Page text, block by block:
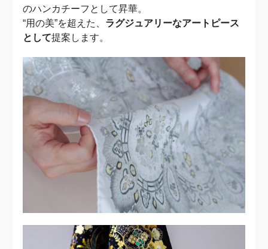
のハンカチーフとして昇華。
“用の美”を超えた、 ラグジュアリーなアートピース
として提案します。